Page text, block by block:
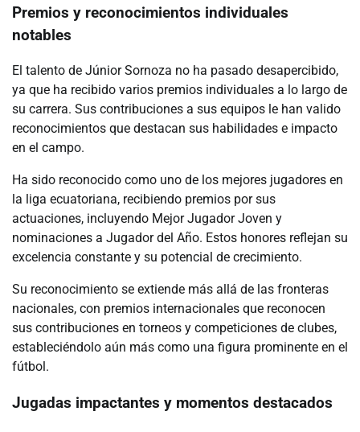
Premios y reconocimientos individuales
notables
El talento de Júnior Sornoza no ha pasado desapercibido,
ya que ha recibido varios premios individuales a lo largo de
su carrera. Sus contribuciones a sus equipos le han valido
reconocimientos que destacan sus habilidades e impacto
en el campo.
Ha sido reconocido como uno de los mejores jugadores en
la liga ecuatoriana, recibiendo premios por sus
actuaciones, incluyendo Mejor Jugador Joven y
nominaciones a Jugador del Año. Estos honores reflejan su
excelencia constante y su potencial de crecimiento.
Su reconocimiento se extiende más allá de las fronteras
nacionales, con premios internacionales que reconocen
sus contribuciones en torneos y competiciones de clubes,
estableciéndolo aún más como una figura prominente en el
fútbol.
Jugadas impactantes y momentos destacados